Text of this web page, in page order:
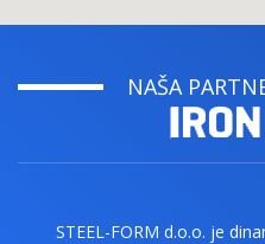
NAŠA
STEEL-FORM d.o.o. je